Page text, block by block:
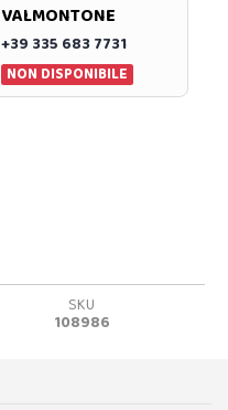
VALMONTONE
+39 335 683 7731
NON DISPONIBILE
SKU
108986